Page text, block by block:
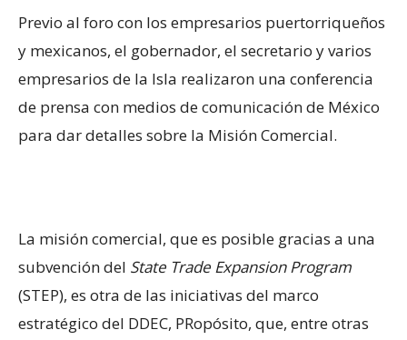
Previo al foro con los empresarios puertorriqueños
y mexicanos, el gobernador, el secretario y varios
empresarios de la Isla realizaron una conferencia
de prensa con medios de comunicación de México
para dar detalles sobre la Misión Comercial.
La misión comercial, que es posible gracias a una
subvención del State Trade Expansion Program
(STEP), es otra de las iniciativas del marco
estratégico del DDEC, PRopósito, que, entre otras